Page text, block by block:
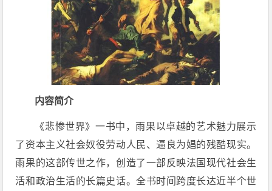
内容简介
《悲惨世界》一书中，雨果以卓越的艺术魅力展示
了资本主义社会奴役劳动人民、逼良为娼的残酷现实。
雨果的这部传世之作，创造了一部反映法国现代社会生
活和政治生活的长篇史话。全书时间跨度长达近半个世